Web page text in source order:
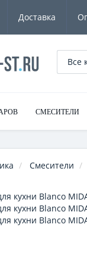
Доставка
Все
СМЕСИТЕЛИ
Смесители